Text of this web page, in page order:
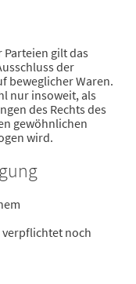
gilt das
der
beweglicher Waren.
nur insoweit, als
des Rechts des
gewöhnlichen
wird.
noch